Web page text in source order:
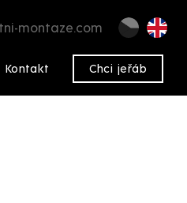
montaze.com
Kontakt Chci jeřáb